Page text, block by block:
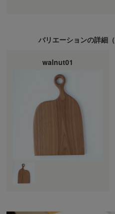
バリエーションの詳細（
walnut01